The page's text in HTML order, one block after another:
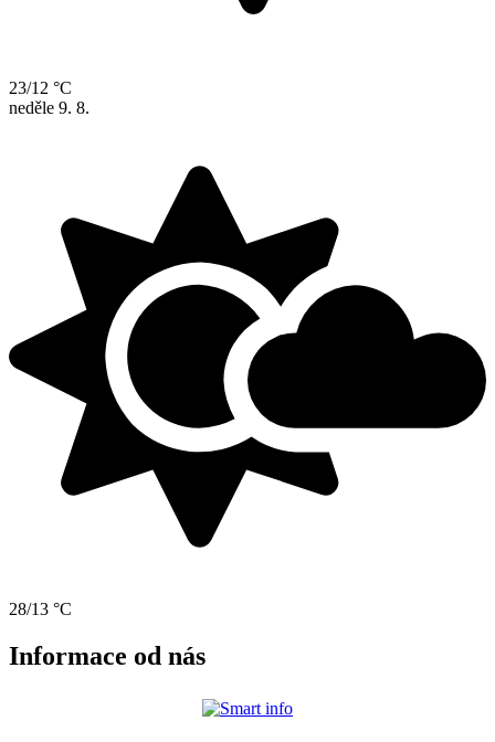
23/12 °C
neděle 9. 8.
28/13 °C
Informace od nás